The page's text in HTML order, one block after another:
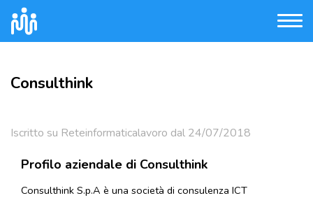
Consulthink
Iscritto su Reteinformaticalavoro dal 24/07/2018
Profilo aziendale di Consulthink
Consulthink S.p.A è una società di consulenza ICT